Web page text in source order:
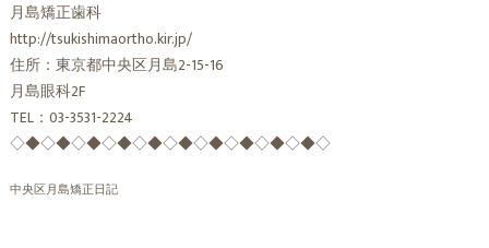
月島矯正歯科
http://tsukishimaortho.kir.jp/
住所：東京都中央区月島2-15-16
月島眼科2F
TEL：03-3531-2224
◇◆◇◆◇◆◇◆◇◆◇◆◇◆◇◆◇◆◇◆◇
中央区月島矯正日記